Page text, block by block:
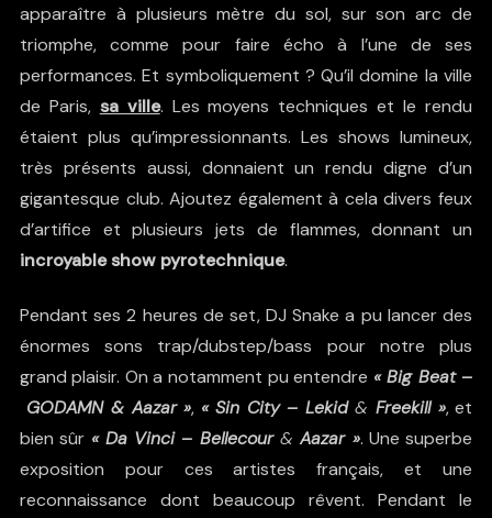
apparaître à plusieurs mètre du sol, sur son arc de
triomphe, comme pour faire écho à l’une de ses
performances. Et symboliquement ? Qu’il domine la ville
de Paris, sa ville. Les moyens techniques et le rendu
étaient plus qu’impressionnants. Les shows lumineux,
très présents aussi, donnaient un rendu digne d’un
gigantesque club. Ajoutez également à cela divers feux
d’artifice et plusieurs jets de flammes, donnant un
incroyable show pyrotechnique.
Pendant ses 2 heures de set, DJ Snake a pu lancer des
énormes sons trap/dubstep/bass pour notre plus
grand plaisir. On a notamment pu entendre « Big Beat–
GODAMN & Aazar », « Sin City – Lekid&Freekill », et
bien sûr « Da Vinci – Bellecour&Aazar ». Une superbe
exposition pour ces artistes français, et une
reconnaissance dont beaucoup rêvent. Pendant le